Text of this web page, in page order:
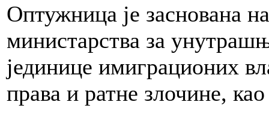
Оптужница је заснована
министарства за
јединице имиграционих
права и ратне злочине,